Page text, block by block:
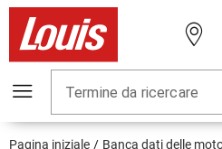
Termine da ricercare
Pagina iniziale Banca dati delle